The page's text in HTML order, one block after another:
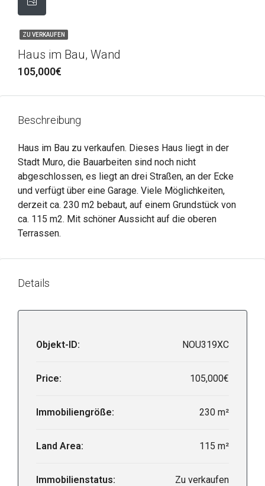
ZU VERKAUFEN
Haus im Bau, Wand
105,000€
Beschreibung
Haus im Bau zu verkaufen. Dieses Haus liegt in der
Stadt Muro, die Bauarbeiten sind noch nicht
abgeschlossen, es liegt an drei Straßen, an der Ecke
und verfügt über eine Garage. Viele Möglichkeiten,
derzeit ca. 230 m2 bebaut, auf einem Grundstück von
ca. 115 m2. Mit schöner Aussicht auf die oberen
Terrassen.
Details
Objekt-ID: NOU319XC
Price: 105,000€
Immobiliengröße: 230 m²
Land Area: 115 m²
Immobilienstatus: Zu verkaufen